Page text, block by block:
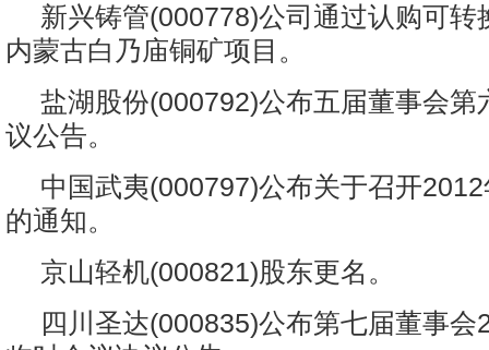
新兴铸管(000778)公司通过认购可转
内蒙古白乃庙铜矿项目。
盐湖股份(000792)公布五届董事会第
议公告。
中国武夷(000797)公布关于召开
的通知。
京山轻机(000821)股东更名。
四川圣达(000835)公布第七届董事会